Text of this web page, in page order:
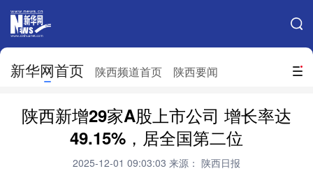
搜索
新华网首页 陕西频道首页 陕西要闻
网站地图
北京 天津 河北 山西
吉林 上海
陕西新增29家A股上市公司 增长率达
49.15%，居全国第二位
2025-12-01 09:03:03 来源： 陕西日报